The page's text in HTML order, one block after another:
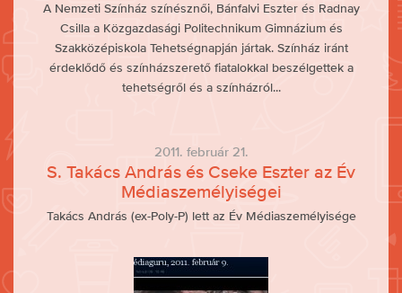
A Nemzeti Színház színésznői, Bánfalvi Eszter és Radnay
Csilla a Közgazdasági Politechnikum Gimnázium és
Szakközépiskola Tehetségnapján jártak. Színház iránt
érdeklődő és színházszerető fiatalokkal beszélgettek a
tehetségről és a színházról...
2011. február 21.
S. Takács András és Cseke Eszter az Év
Médiaszemélyiségei
Takács András (ex-Poly-P) lett az Év Médiaszemélyisége